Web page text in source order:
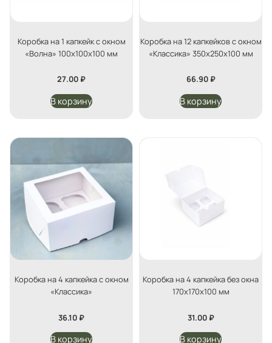
Коробка на 1 капкейк с окном
«Волна» 100х100х100 мм
27.00 ₽
В корзину
Коробка на 12 капкейков с окном
«Классика» 350х250х100 мм
66.90 ₽
В корзину
Коробка на 4 капкейка с окном
«Классика»
36.10 ₽
В корзину
Коробка на 4 капкейка без окна
170х170х100 мм
31.00 ₽
В корзину